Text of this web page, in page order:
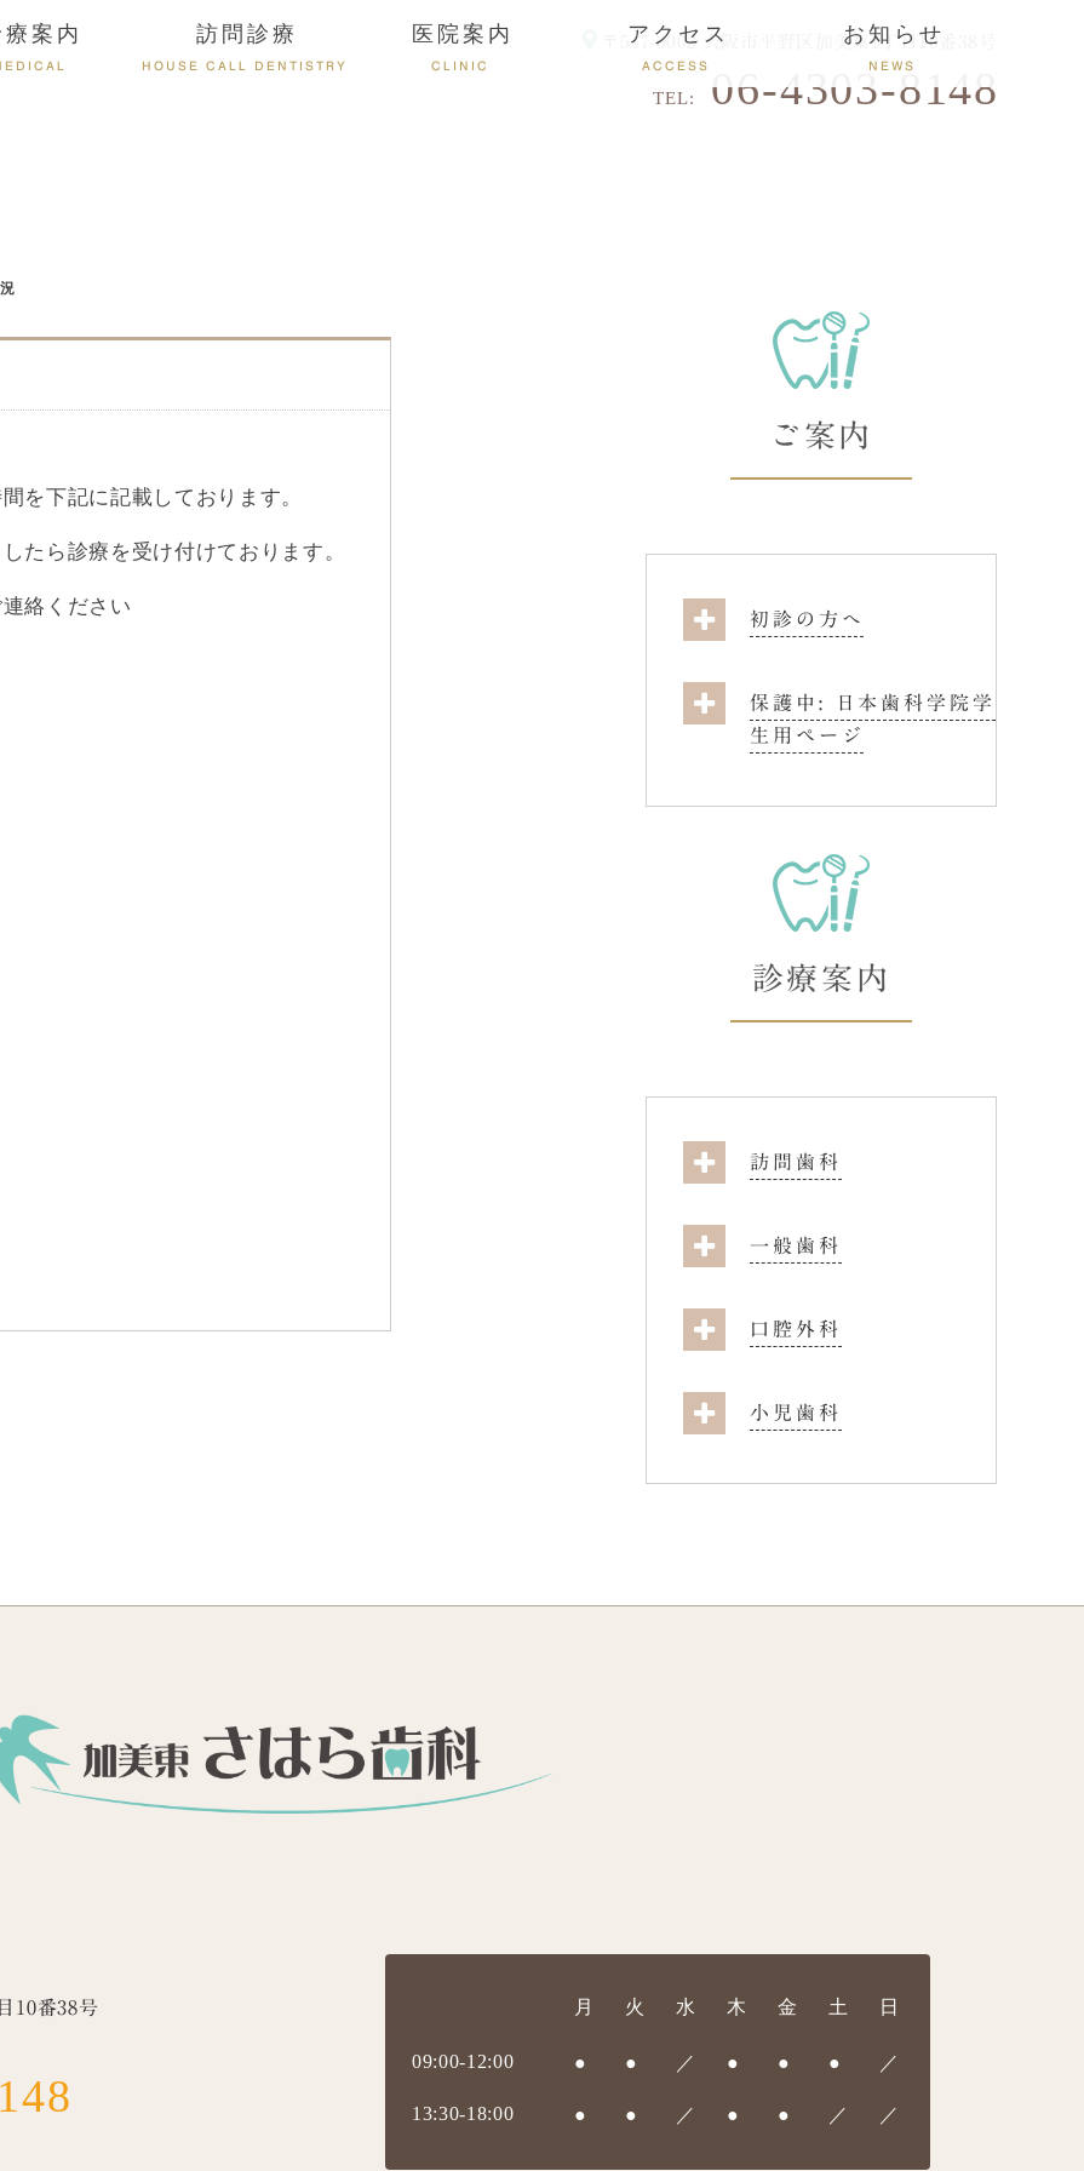
〒547-0002 大阪市平野区加美東1丁目10番38号
TEL: 06-4303-8148
案内 訪問診療
HOUSE CALL DENTISTRY
医院案内
CLINIC
アクセス
ACCESS
お知らせ
NEWS
を下記に記載しております。
たら診療を受け付けております。
絡ください
ご案内
初診の方へ
保護中: 日本歯科学院学
生用ページ
診療案内
訪問歯科
一般歯科
口腔外科
小児歯科
10番38号
月 火 水 木 金 土 日
09:00-12:00 ● ● ／ ● ● ● ／
13:30-18:00 ● ● ／ ● ● ／ ／